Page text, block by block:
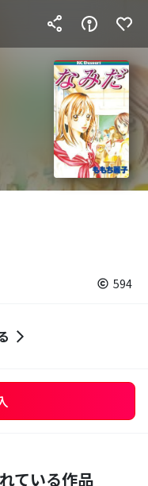
594
ている作品